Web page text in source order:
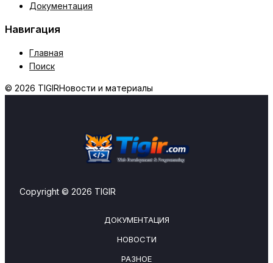
Документация
Навигация
Главная
Поиск
© 2026 TIGIRНовости и материалы
Copyright © 2026 TIGIR
ДОКУМЕНТАЦИЯ
НОВОСТИ
РАЗНОЕ